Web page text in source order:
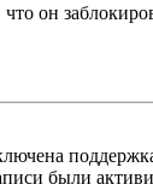
он
были